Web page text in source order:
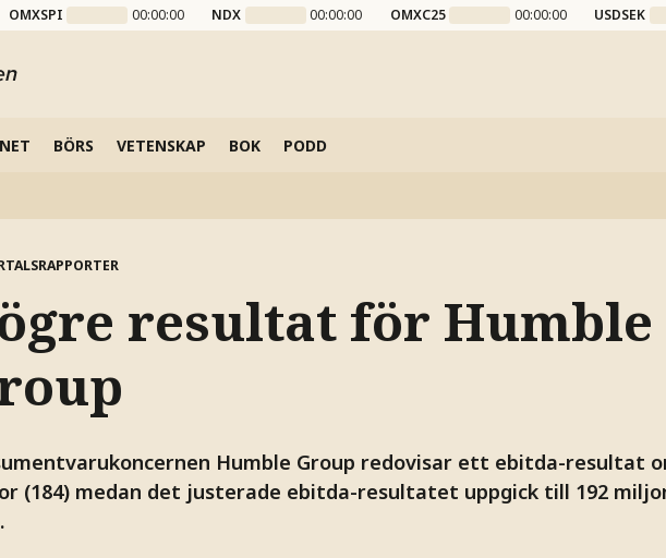
OMXSPI 00:00:00 NDX 00:00:00 OMXC25 00:00:00 USDSEK
BÖRS VETENSKAP BOK PODD
resultat för Humble
Humble Group redovisar ett ebitda-resultat
(184) medan det justerade ebitda-resultatet uppgick till 192